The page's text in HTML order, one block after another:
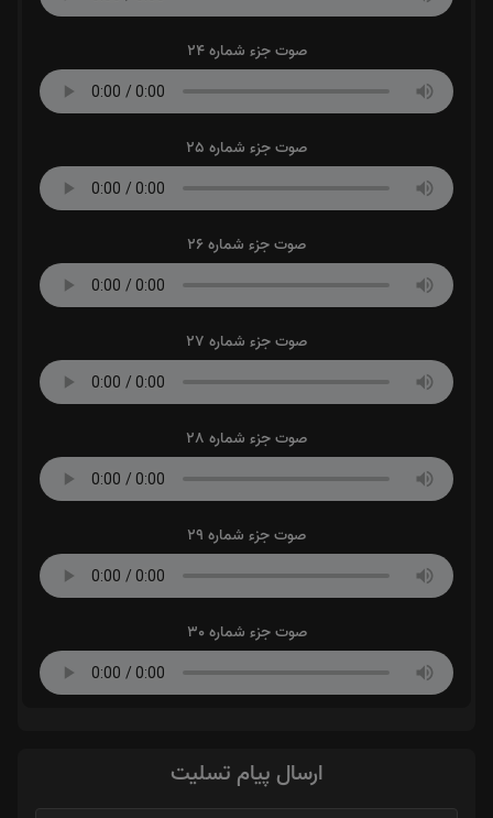
صوت جزء شماره 24
صوت جزء شماره 25
صوت جزء شماره 26
صوت جزء شماره 27
صوت جزء شماره 28
صوت جزء شماره 29
صوت جزء شماره 30
ارسال پیام تسلیت